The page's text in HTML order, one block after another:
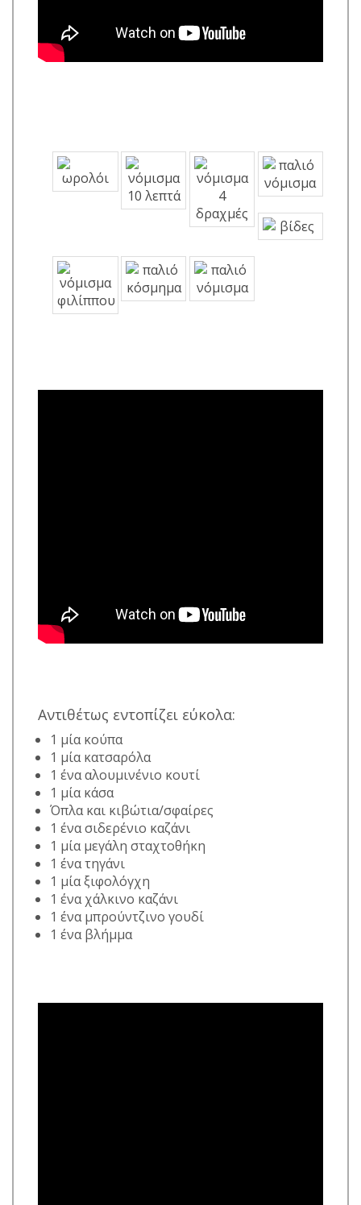
Αντιθέτως εντοπίζει εύκολα:
1 μία κούπα
1 μία κατσαρόλα
1 ένα αλουμινένιο κουτί
1 μία κάσα
Όπλα και κιβώτια/σφαίρες
1 ένα σιδερένιο καζάνι
1 μία μεγάλη σταχτοθήκη
1 ένα τηγάνι
1 μία ξιφολόγχη
1 ένα χάλκινο καζάνι
1 ένα μπρούντζινο γουδί
1 ένα βλήμμα